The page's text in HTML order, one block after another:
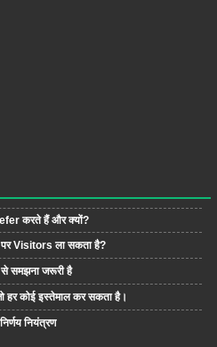
करते हैं और क्यों?
Visitors ला सकता है?
समझना जरूरी है
हर कोई इस्तेमाल कर सकता है।
नियंत्रण